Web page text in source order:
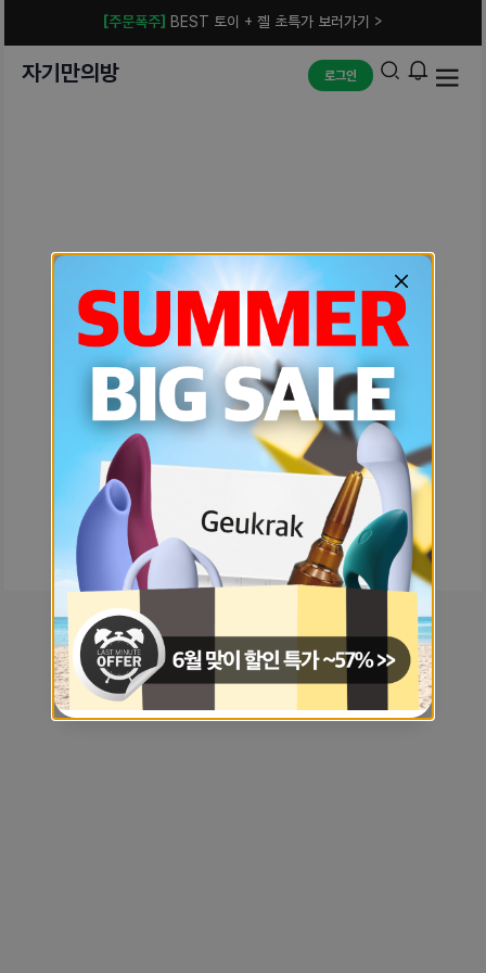
[주문폭주] BEST 토이 + 젤 초특가 보러가기 >
자기만의방 로그인
예상치 못한 에러입니다.